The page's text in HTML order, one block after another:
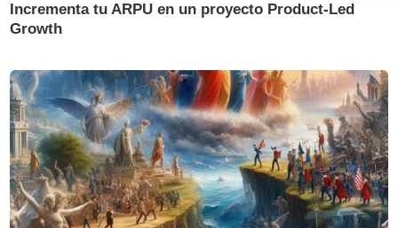
Incrementa tu ARPU en un proyecto Product-Led
Growth